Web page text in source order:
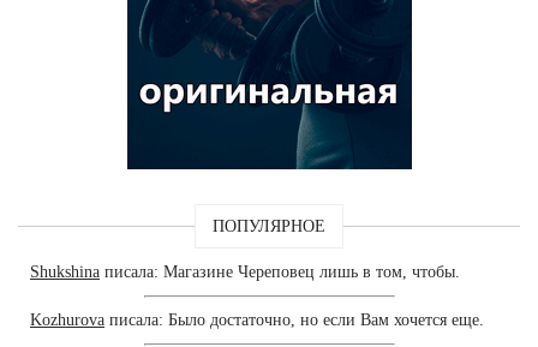
ПОПУЛЯРНОЕ
Shukshina писала: Магазине Череповец лишь в том, чтобы.
Kozhurova писала: Было достаточно, но если Вам хочется еще.